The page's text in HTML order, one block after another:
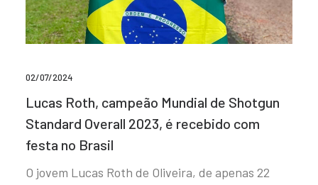
02/07/2024
Lucas Roth, campeão Mundial de Shotgun
Standard Overall 2023, é recebido com
festa no Brasil
O jovem Lucas Roth de Oliveira, de apenas 22